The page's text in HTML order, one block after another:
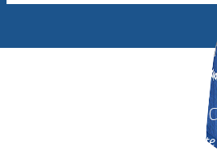
Word nu lid van
en geniet iedere week van het